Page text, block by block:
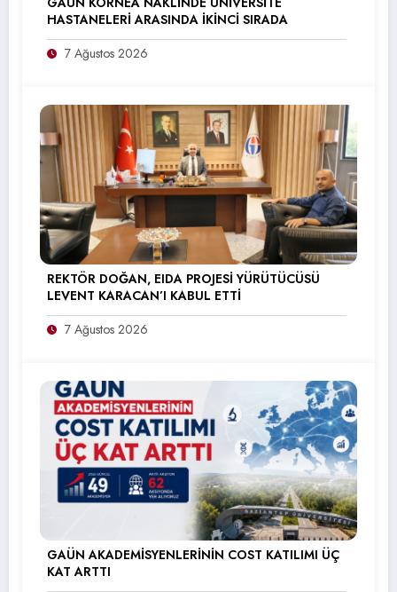
HASTANELERİ ARASINDA İKİNCİ SIRADA
7 Ağustos 2026
REKTÖR DOĞAN, EIDA PROJESİ YÜRÜTÜCÜSÜ
LEVENT KARACAN’I KABUL ETTİ
7 Ağustos 2026
GAÜN AKADEMİSYENLERİNİN COST KATILIMI ÜÇ
KAT ARTTI